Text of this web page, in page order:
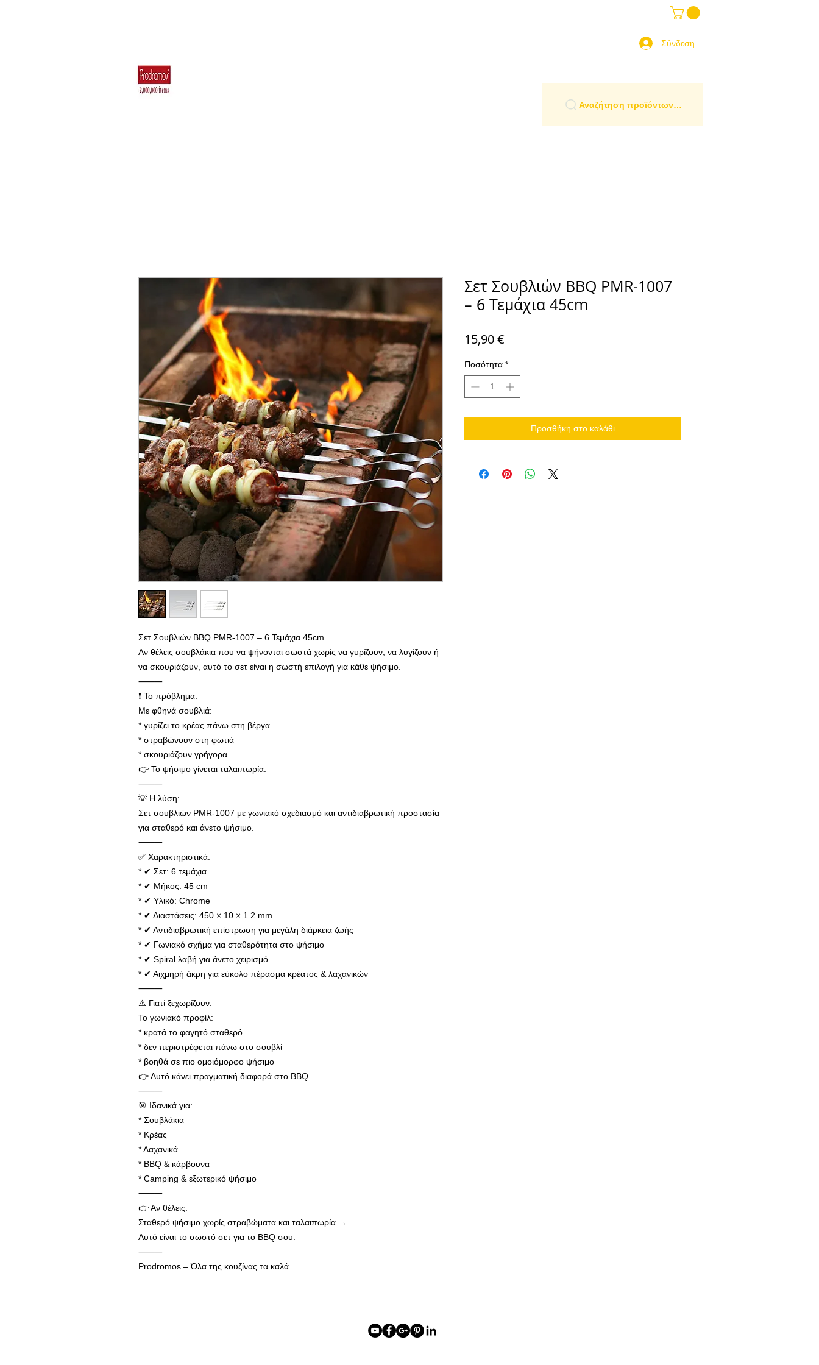
Σύνδεση
Αναζήτηση προϊόντων…
Σετ Σουβλιών BBQ PMR-1007 – 6 Τεμάχια 45cm
Αν θέλεις σουβλάκια που να ψήνονται σωστά χωρίς να γυρίζουν, να λυγίζουν ή
να σκουριάζουν, αυτό το σετ είναι η σωστή επιλογή για κάθε ψήσιμο.
⸻
❗ Το πρόβλημα:
Με φθηνά σουβλιά:
* γυρίζει το κρέας πάνω στη βέργα
* στραβώνουν στη φωτιά
* σκουριάζουν γρήγορα
👉 Το ψήσιμο γίνεται ταλαιπωρία.
⸻
💡 Η λύση:
Σετ σουβλιών PMR-1007 με γωνιακό σχεδιασμό και αντιδιαβρωτική προστασία
για σταθερό και άνετο ψήσιμο.
⸻
✅ Χαρακτηριστικά:
* ✔ Σετ: 6 τεμάχια
* ✔ Μήκος: 45 cm
* ✔ Υλικό: Chrome
* ✔ Διαστάσεις: 450 × 10 × 1.2 mm
* ✔ Αντιδιαβρωτική επίστρωση για μεγάλη διάρκεια ζωής
* ✔ Γωνιακό σχήμα για σταθερότητα στο ψήσιμο
* ✔ Spiral λαβή για άνετο χειρισμό
* ✔ Αιχμηρή άκρη για εύκολο πέρασμα κρέατος & λαχανικών
⸻
⚠️ Γιατί ξεχωρίζουν:
Το γωνιακό προφίλ:
* κρατά το φαγητό σταθερό
* δεν περιστρέφεται πάνω στο σουβλί
* βοηθά σε πιο ομοιόμορφο ψήσιμο
👉 Αυτό κάνει πραγματική διαφορά στο BBQ.
⸻
🎯 Ιδανικά για:
* Σουβλάκια
* Κρέας
* Λαχανικά
* BBQ & κάρβουνα
* Camping & εξωτερικό ψήσιμο
⸻
👉 Αν θέλεις:
Σταθερό ψήσιμο χωρίς στραβώματα και ταλαιπωρία →
Αυτό είναι το σωστό σετ για το BBQ σου.
⸻
Prodromos – Όλα της κουζίνας τα καλά.
Σετ Σουβλιών BBQ PMR-1007
– 6 Τεμάχια 45cm
15,90 €
Ποσότητα *
Προσθήκη στο καλάθι